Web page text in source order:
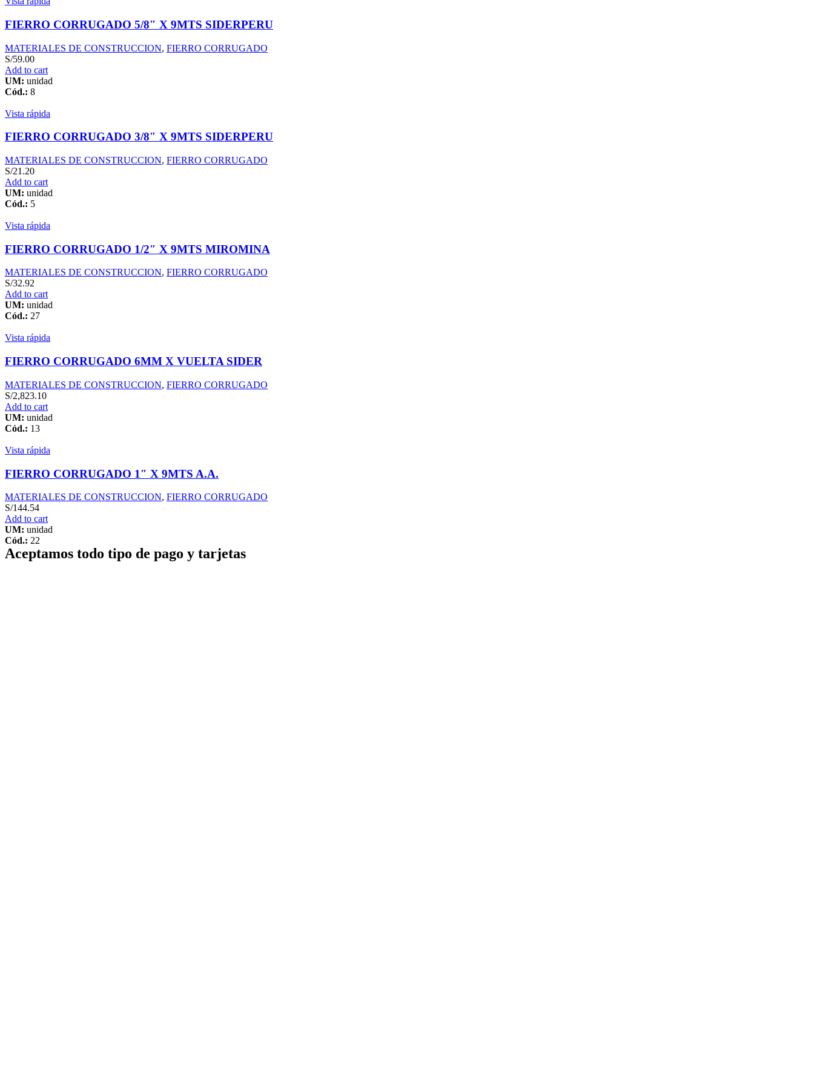
FIERRO CORRUGADO 5/8″ X 9MTS SIDERPERU
MATERIALES DE CONSTRUCCION, FIERRO CORRUGADO
S/59.00
Add to cart
UM: unidad
Cód.: 8
Vista rápida
FIERRO CORRUGADO 3/8″ X 9MTS SIDERPERU
MATERIALES DE CONSTRUCCION, FIERRO CORRUGADO
S/21.20
Add to cart
UM: unidad
Cód.: 5
Vista rápida
FIERRO CORRUGADO 1/2″ X 9MTS MIROMINA
MATERIALES DE CONSTRUCCION, FIERRO CORRUGADO
S/32.92
Add to cart
UM: unidad
Cód.: 27
Vista rápida
FIERRO CORRUGADO 6MM X VUELTA SIDER
MATERIALES DE CONSTRUCCION, FIERRO CORRUGADO
S/2,823.10
Add to cart
UM: unidad
Cód.: 13
Vista rápida
FIERRO CORRUGADO 1″ X 9MTS A.A.
MATERIALES DE CONSTRUCCION, FIERRO CORRUGADO
S/144.54
Add to cart
UM: unidad
Cód.: 22
Aceptamos todo tipo de pago y tarjetas